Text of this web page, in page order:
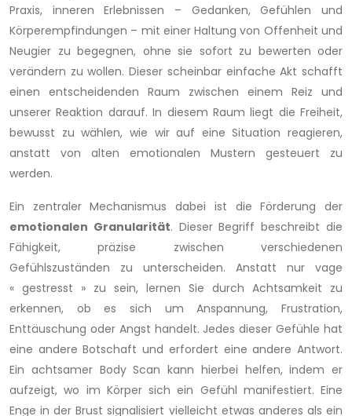
Praxis, inneren Erlebnissen – Gedanken, Gefühlen und
Körperempfindungen – mit einer Haltung von Offenheit und
Neugier zu begegnen, ohne sie sofort zu bewerten oder
verändern zu wollen. Dieser scheinbar einfache Akt schafft
einen entscheidenden Raum zwischen einem Reiz und
unserer Reaktion darauf. In diesem Raum liegt die Freiheit,
bewusst zu wählen, wie wir auf eine Situation reagieren,
anstatt von alten emotionalen Mustern gesteuert zu
werden.
Ein zentraler Mechanismus dabei ist die Förderung der
emotionalen Granularität. Dieser Begriff beschreibt die
Fähigkeit, präzise zwischen verschiedenen
Gefühlszuständen zu unterscheiden. Anstatt nur vage
« gestresst » zu sein, lernen Sie durch Achtsamkeit zu
erkennen, ob es sich um Anspannung, Frustration,
Enttäuschung oder Angst handelt. Jedes dieser Gefühle hat
eine andere Botschaft und erfordert eine andere Antwort.
Ein achtsamer Body Scan kann hierbei helfen, indem er
aufzeigt, wo im Körper sich ein Gefühl manifestiert. Eine
Enge in der Brust signalisiert vielleicht etwas anderes als ein